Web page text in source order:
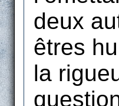
deux
êtres
la